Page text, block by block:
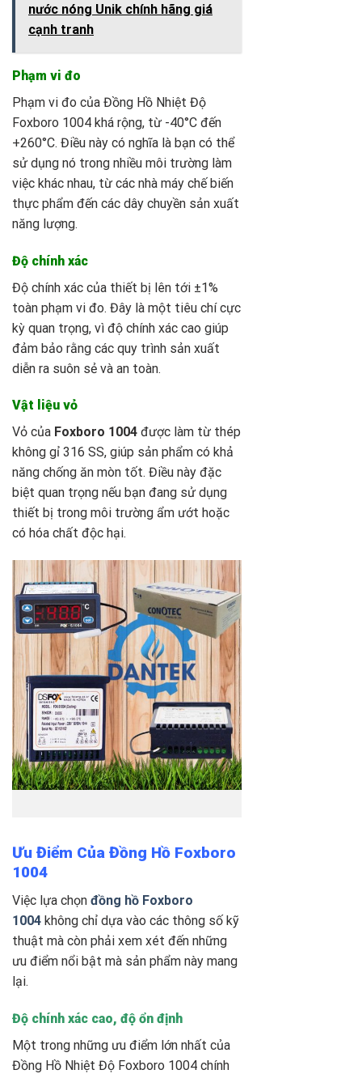
nước nóng Unik chính hãng giá
cạnh tranh
Phạm vi đo
Phạm vi đo của Đồng Hồ Nhiệt Độ
Foxboro 1004 khá rộng, từ -40°C đến
+260°C. Điều này có nghĩa là bạn có thể
sử dụng nó trong nhiều môi trường làm
việc khác nhau, từ các nhà máy chế biến
thực phẩm đến các dây chuyền sản xuất
năng lượng.
Độ chính xác
Độ chính xác của thiết bị lên tới ±1%
toàn phạm vi đo. Đây là một tiêu chí cực
kỳ quan trọng, vì độ chính xác cao giúp
đảm bảo rằng các quy trình sản xuất
diễn ra suôn sẻ và an toàn.
Vật liệu vỏ
Vỏ của Foxboro 1004 được làm từ thép
không gỉ 316 SS, giúp sản phẩm có khả
năng chống ăn mòn tốt. Điều này đặc
biệt quan trọng nếu bạn đang sử dụng
thiết bị trong môi trường ẩm ướt hoặc
có hóa chất độc hại.
Ưu Điểm Của Đồng Hồ Foxboro
1004
Việc lựa chọn đồng hồ Foxboro
1004 không chỉ dựa vào các thông số kỹ
thuật mà còn phải xem xét đến những
ưu điểm nổi bật mà sản phẩm này mang
lại.
Độ chính xác cao, độ ổn định
Một trong những ưu điểm lớn nhất của
Đồng Hồ Nhiệt Độ Foxboro 1004 chính